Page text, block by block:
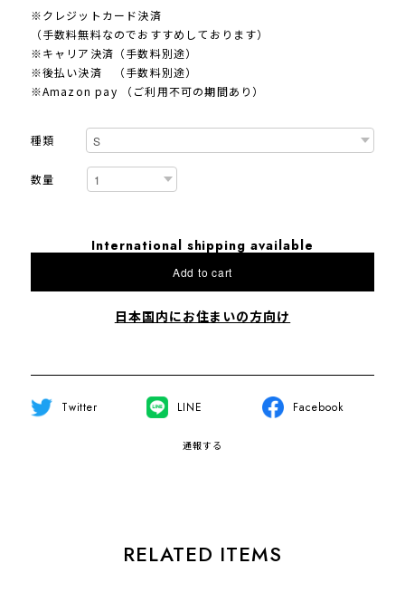
※クレジットカード決済
（手数料無料なのでおすすめしております）
※キャリア決済（手数料別途）
※後払い決済 （手数料別途）
※Amazon pay （ご利用不可の期間あり）
種類
数量
International shipping available
Add to cart
日本国内にお住まいの方向け
Twitter LINE Facebook
通報する
RELATED ITEMS